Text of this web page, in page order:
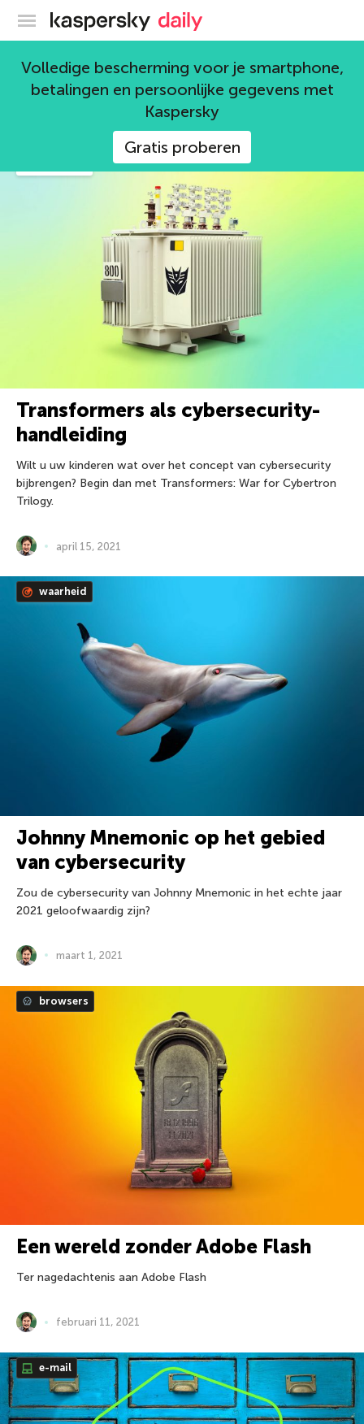
Kaspersky official blog
Volledige bescherming voor je smartphone,
betalingen en persoonlijke gegevens met
Kaspersky
Gratis proberen
Nikolay Pankov
55 artikelen
Transformers als cybersecurity-
handleiding
Wilt u uw kinderen wat over het concept van cybersecurity
bijbrengen? Begin dan met Transformers: War for Cybertron
Trilogy.
april 15, 2021
waarheid
Johnny Mnemonic op het gebied
van cybersecurity
Zou de cybersecurity van Johnny Mnemonic in het echte jaar
2021 geloofwaardig zijn?
maart 1, 2021
browsers
Een wereld zonder Adobe Flash
Ter nagedachtenis aan Adobe Flash
februari 11, 2021
e-mail